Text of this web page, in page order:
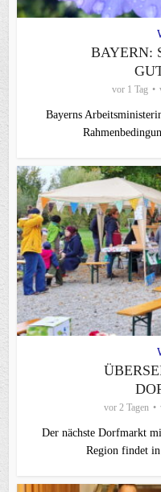
BAYERN:
vor 1 Tag
Bayerns
vor 2 Tagen
Der nächste Dorfmarkt
Region findet in